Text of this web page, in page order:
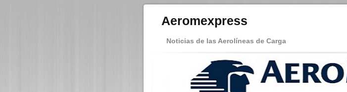
Aeromexpress
Noticias de las Aerolíneas de Carga